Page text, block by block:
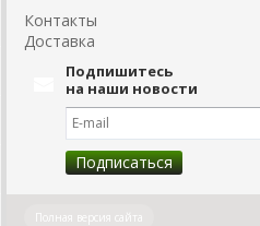
Контакты
Доставка
Подпишитесь
на наши новости
Полная версия сайта